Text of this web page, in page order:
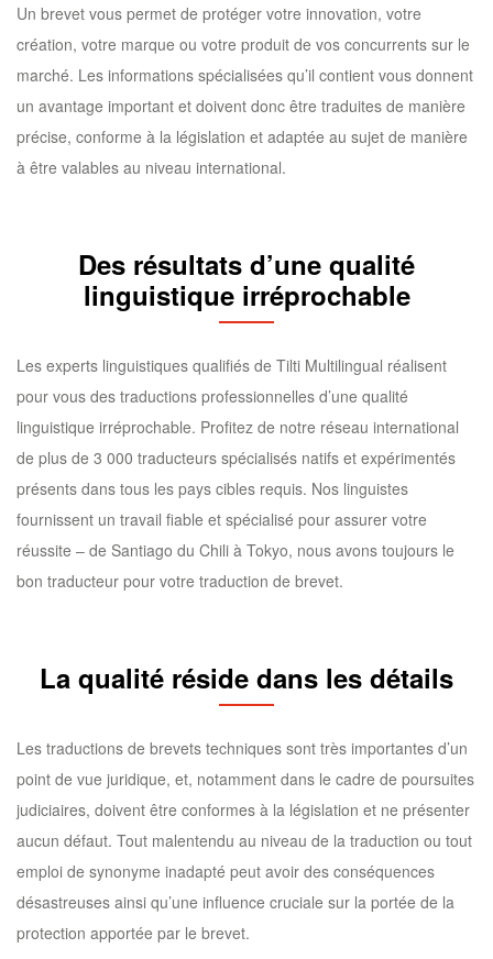
Un brevet vous permet de protéger votre innovation, votre
création, votre marque ou votre produit de vos concurrents sur le
marché. Les informations spécialisées qu’il contient vous donnent
un avantage important et doivent donc être traduites de manière
précise, conforme à la législation et adaptée au sujet de manière
à être valables au niveau international.
Des résultats d’une qualité
linguistique irréprochable
Les experts linguistiques qualifiés de Tilti Multilingual réalisent
pour vous des traductions professionnelles d’une qualité
linguistique irréprochable. Profitez de notre réseau international
de plus de 3 000 traducteurs spécialisés natifs et expérimentés
présents dans tous les pays cibles requis. Nos linguistes
fournissent un travail fiable et spécialisé pour assurer votre
réussite – de Santiago du Chili à Tokyo, nous avons toujours le
bon traducteur pour votre traduction de brevet.
La qualité réside dans les détails
Les traductions de brevets techniques sont très importantes d’un
point de vue juridique, et, notamment dans le cadre de poursuites
judiciaires, doivent être conformes à la législation et ne présenter
aucun défaut. Tout malentendu au niveau de la traduction ou tout
emploi de synonyme inadapté peut avoir des conséquences
désastreuses ainsi qu’une influence cruciale sur la portée de la
protection apportée par le brevet.